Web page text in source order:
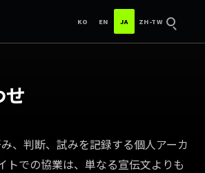
KO
ENGLISH
EN
日本語
JA
ZH-TW 検索
、判断、試みを記録する個人アーカ
トでの協業は、単なる宣伝文よりも